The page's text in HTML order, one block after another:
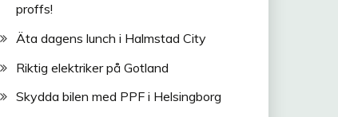
proffs!
Äta dagens lunch i Halmstad City
Riktig elektriker på Gotland
Skydda bilen med PPF i Helsingborg